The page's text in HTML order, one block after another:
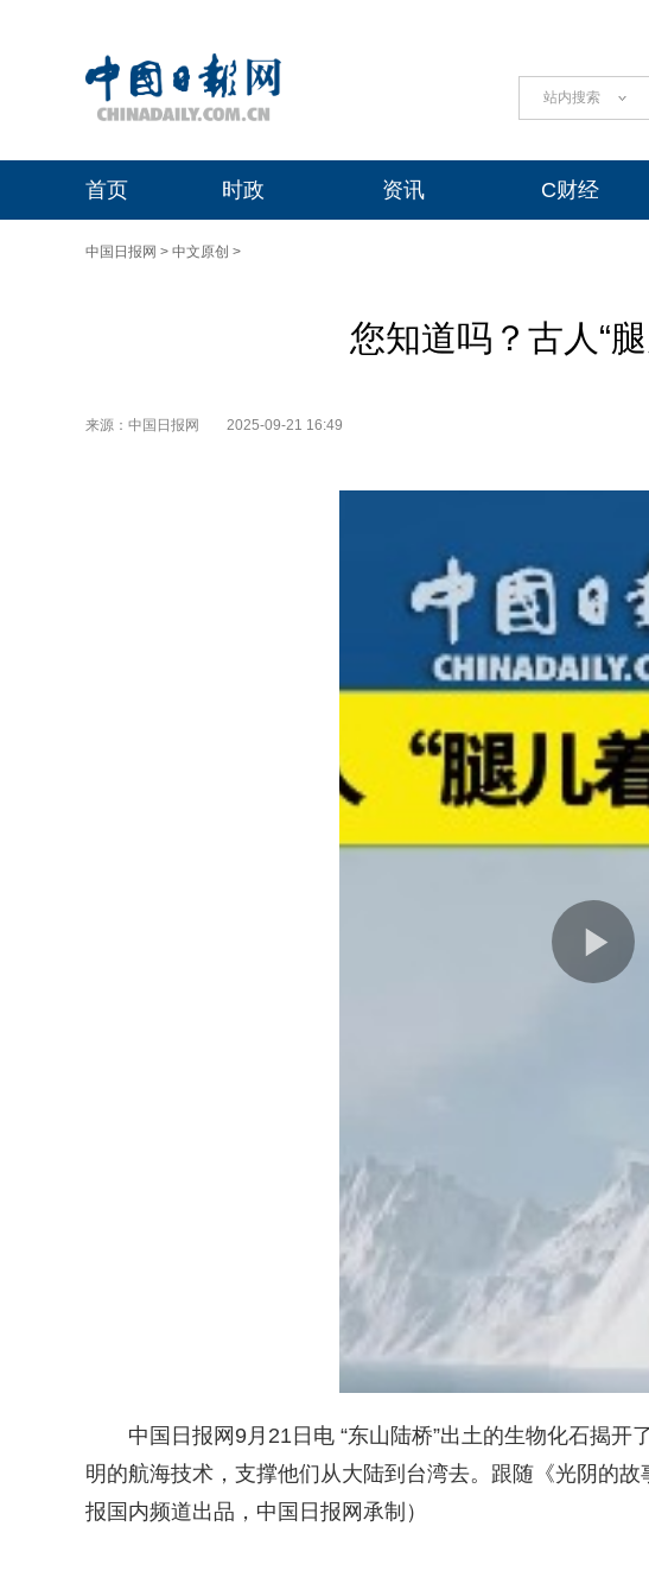
站内搜索
首页 时政 资讯 C财经
中国日报网 > 中文原创 >
您知道吗？古人“
来源：中国日报网 2025-09-21 16:49
中国日报网9月21日电 “东山陆桥”出土的生物化石揭
明的航海技术，支撑他们从大陆到台湾去。跟随《光阴的
报国内频道出品，中国日报网承制）